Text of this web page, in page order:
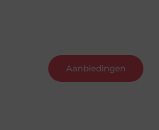
Aanbiedingen